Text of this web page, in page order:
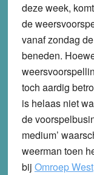
deze week,
de
vanaf zondag
beneden.
toch aardig
is helaas niet
de
medium’
weerman toen
bij Omroep West